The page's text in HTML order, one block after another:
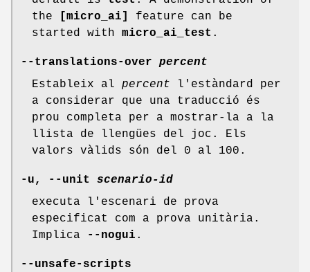
the
[micro_ai]
feature can be
started with micro_ai_test .
--translations-over percent
Estableix al percent l'estàndard per
a considerar que una traducció és
prou completa per a mostrar-la a la
llista de llengües del joc. Els
valors vàlids són del 0 al 100.
-u, --unit
scenario-id
executa l'escenari de prova
especificat com a prova unitària.
Implica
--nogui .
--unsafe-scripts